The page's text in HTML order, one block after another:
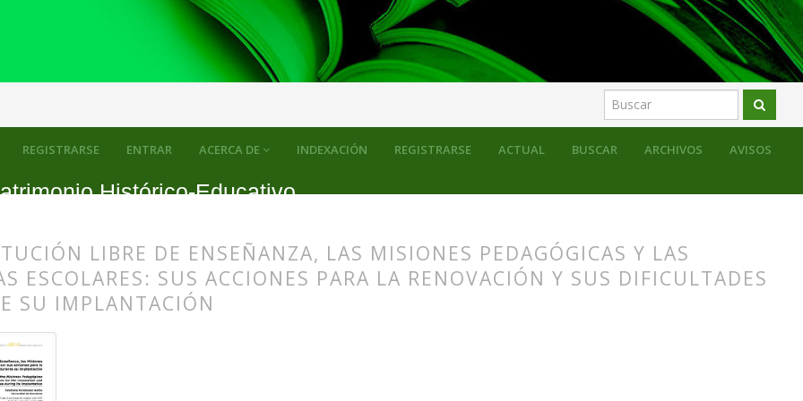
ACERCA DE INDEXACIÓN REGISTRARSE ACTUAL BUSCAR ARCHIVOS AVISOS
REGISTRARSE ENTRAR
Histórico-Educativo
LIBRE DE ENSEÑANZA, LAS MISIONES PEDAGÓGICAS Y LAS
ESCOLARES: SUS ACCIONES PARA LA RENOVACIÓN Y SUS DIFICULTADES
SU IMPLANTACIÓN